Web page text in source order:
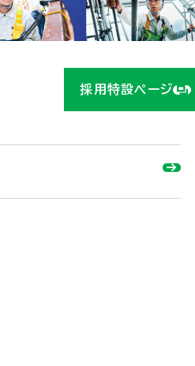
ら！
採用特設ページ